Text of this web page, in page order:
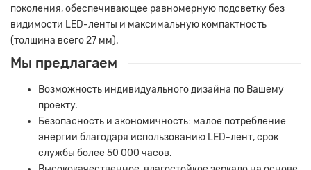
поколения, обеспечивающее равномерную подсветку без
видимости LED-ленты и максимальную компактность
(толщина всего 27 мм).
Мы предлагаем
Возможность индивидуального дизайна по Вашему
проекту.
Безопасность и экономичность: малое потребление
энергии благодаря использованию LED-лент, срок
службы более 50 000 часов.